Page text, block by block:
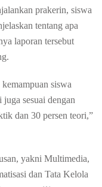
prakerin, siswa
tentang apa
laporan tersebut
siswa
sesuai dengan
dan 30 persen teori,”
yakni Multimedia,
dan Tata Kelola